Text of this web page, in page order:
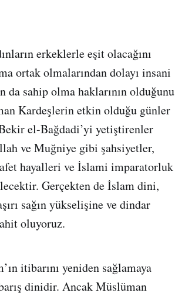
erkeklerle eşit olacağını
ortak olmalarından dolayı insani
da sahip olma haklarının olduğunu
Kardeşlerin etkin olduğu günler
el-Bağdadi’yi yetiştirenler
ve Muğniye gibi şahsiyetler,
hayalleri ve İslami imparatorluk
Gerçekten de İslam dini,
sağın yükselişine ve dindar
oluyoruz.
itibarını yeniden sağlamaya
dinidir. Ancak Müslüman